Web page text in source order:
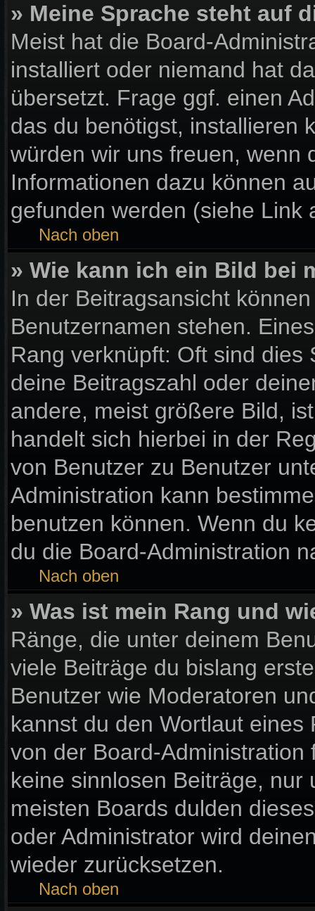
» Meine Sprache steht auf
Meist hat die Board-
installiert oder niemand hat
übersetzt. Frage ggf. einen
das du benötigst, installieren
würden wir uns freuen, wenn
Informationen dazu können
gefunden werden (siehe Link
Nach oben
» Wie kann ich ein Bild bei
In der Beitragsansicht
Benutzernamen stehen.
Rang verknüpft: Oft sind
deine Beitragszahl oder
andere, meist größere Bild,
handelt sich hierbei in der
von Benutzer zu Benutzer
Administration kann
benutzen können. Wenn du
du die Board-Administration
Nach oben
» Was ist mein Rang und
Ränge, die unter deinem
viele Beiträge du bislang
Benutzer wie Moderatoren
kannst du den Wortlaut
von der Board-
keine sinnlosen Beiträge,
meisten Boards dulden
oder Administrator wird
wieder zurücksetzen.
Nach oben